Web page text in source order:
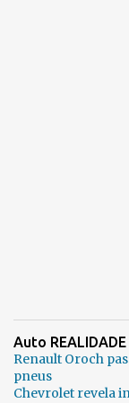
Auto REALIDADE
Renault Oroch
pneus
Chevrolet revela